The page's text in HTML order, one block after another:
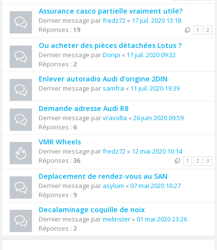
Assurance casco partielle vraiment utile?
Dernier message parfredz72 « 17 juil. 2020 13:18
Réponses : 19 1 2
Ou acheter des pièces détachées Lotus ?
Dernier message parDonpi « 17 juil. 2020 09:32
Réponses : 2
Enlever autoradio Audi d'origine 2DIN
Dernier message par samfra « 11 juil. 2020 19:39
Demande adresse Audi R8
Dernier message parvravolta « 26 juin 2020 09:59
Réponses : 6
VMR Wheels
Dernier message parfredz72 « 12 mai 2020 10:14
Réponses : 36 1 2 3
Deplacement de rendez-vous au SAN
Dernier message par asylum « 07 mai 2020 10:27
Réponses : 9
Decalaminage coquille de noix
Dernier message parmelinster « 01 mai 2020 23:26
Réponses : 2